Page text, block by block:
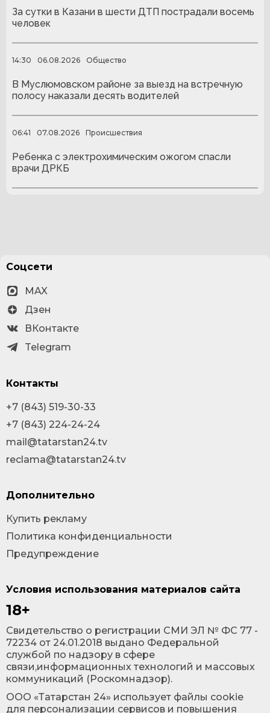
За сутки в Казани в шести ДТП пострадали восемь
человек
14:30 06.08.2026 Общество
В Муслюмовском районе за выезд на встречную
полосу наказали десять водителей
06:41 07.08.2026 Происшествия
Ребенка с электрохимическим ожогом спасли
врачи ДРКБ
Условия использования материалов сайта
18+
Cвидетельство о регистрации СМИ ЭЛ № ФС 77 -
72234 от 24.01.2018 выдано Федеральной
службой по надзору в сфере
связи,информационных технологий и массовых
коммуникаций (Роскомнадзор).
ООО «Татарстан 24» использует файлы cookie
для персонализации сервисов и повышения
Соцсети
MAX
Дзен
ВКонтакте
Telegram
Контакты
+7 (843) 519-30-33
+7 (843) 224-24-24
mail@tatarstan24.tv
reclama@tatarstan24.tv
Дополнительно
Купить рекламу
Политика конфиденциальности
Предупреждение